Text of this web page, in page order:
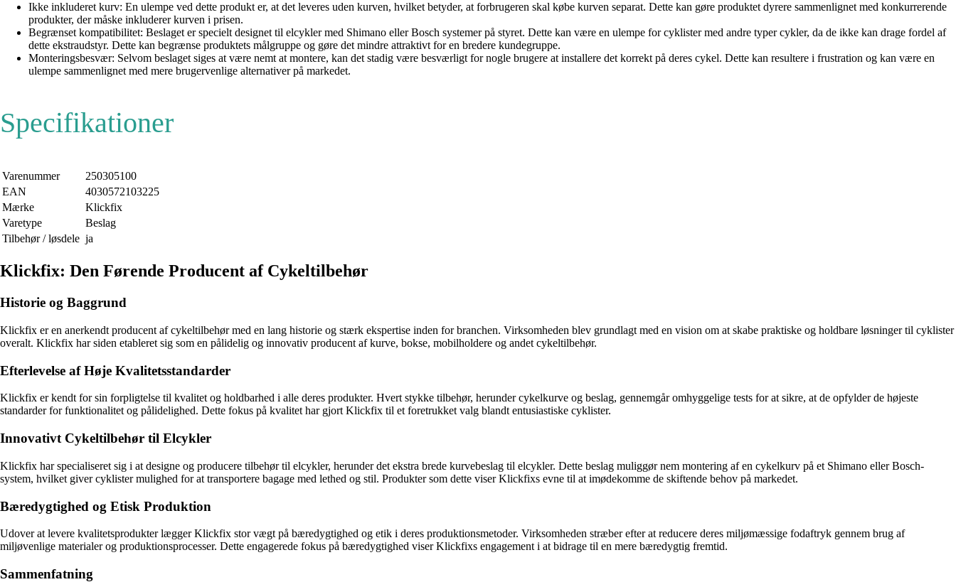
Ikke inkluderet kurv: En ulempe ved dette produkt er, at det leveres uden kurven, hvilket betyder, at forbrugeren skal købe kurven separat. Dette kan gøre produktet dyrere sammenlignet med konkurrerende
produkter, der måske inkluderer kurven i prisen.
Begrænset kompatibilitet: Beslaget er specielt designet til elcykler med Shimano eller Bosch systemer på styret. Dette kan være en ulempe for cyklister med andre typer cykler, da de ikke kan drage fordel af
dette ekstraudstyr. Dette kan begrænse produktets målgruppe og gøre det mindre attraktivt for en bredere kundegruppe.
Monteringsbesvær: Selvom beslaget siges at være nemt at montere, kan det stadig være besværligt for nogle brugere at installere det korrekt på deres cykel. Dette kan resultere i frustration og kan være en
ulempe sammenlignet med mere brugervenlige alternativer på markedet.
Specifikationer
Varenummer
250305100
EAN
4030572103225
Mærke
Klickfix
Varetype
Beslag
Tilbehør / løsdele ja
Klickfix: Den Førende Producent af Cykeltilbehør
Historie og Baggrund
Klickfix er en anerkendt producent af cykeltilbehør med en lang historie og stærk ekspertise inden for branchen. Virksomheden blev grundlagt med en vision om at skabe praktiske og holdbare løsninger til cyklister
overalt. Klickfix har siden etableret sig som en pålidelig og innovativ producent af kurve, bokse, mobilholdere og andet cykeltilbehør.
Efterlevelse af Høje Kvalitetsstandarder
Klickfix er kendt for sin forpligtelse til kvalitet og holdbarhed i alle deres produkter. Hvert stykke tilbehør, herunder cykelkurve og beslag, gennemgår omhyggelige tests for at sikre, at de opfylder de højeste
standarder for funktionalitet og pålidelighed. Dette fokus på kvalitet har gjort Klickfix til et foretrukket valg blandt entusiastiske cyklister.
Innovativt Cykeltilbehør til Elcykler
Klickfix har specialiseret sig i at designe og producere tilbehør til elcykler, herunder det ekstra brede kurvebeslag til elcykler. Dette beslag muliggør nem montering af en cykelkurv på et Shimano eller Bosch-
system, hvilket giver cyklister mulighed for at transportere bagage med lethed og stil. Produkter som dette viser Klickfixs evne til at imødekomme de skiftende behov på markedet.
Bæredygtighed og Etisk Produktion
Udover at levere kvalitetsprodukter lægger Klickfix stor vægt på bæredygtighed og etik i deres produktionsmetoder. Virksomheden stræber efter at reducere deres miljømæssige fodaftryk gennem brug af
miljøvenlige materialer og produktionsprocesser. Dette engagerede fokus på bæredygtighed viser Klickfixs engagement i at bidrage til en mere bæredygtig fremtid.
Sammenfatning